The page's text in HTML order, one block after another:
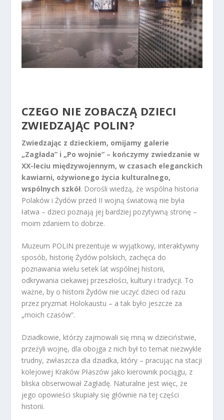
CZEGO NIE ZOBACZĄ DZIECI
ZWIEDZAJĄC POLIN?
Zwiedzając z dzieckiem, omijamy galerie
„Zagłada” i „Po wojnie” – kończymy zwiedzanie w
XX-leciu międzywojennym, w czasach eleganckich
kawiarni, ożywionego życia kulturalnego,
wspólnych szkół. Dorośli wiedzą, że wspólna historia
Polaków i Żydów przed II wojną światową nie była
łatwa – dzieci poznają jej bardziej pozytywną stronę –
moim zdaniem to dobrze.
Muzeum POLIN prezentuje w wyjątkowy, interaktywny
sposób, historię Żydów polskich, zachęca do
poznawania wielu setek lat wspólnej historii,
odkrywania ciekawej przeszłości, kultury i tradycji. To
ważne, by o historii Żydów nie uczyć dzieci od razu
przez pryzmat Holokaustu – a tak było jeszcze za
„moich czasów”.
Dziadkowie, którzy zajmowali się mną w dzieciństwie,
przeżyli wojnę, dla obojga z nich był to temat niezwykle
trudny, zwłaszcza dla dziadka, który – pracując na stacji
kolejowej Kraków Płaszów jako kierownik pociągu, z
bliska obserwował Zagładę. Naturalne jest więc, że
jego opowieści skupiały się głównie na tej części
historii.